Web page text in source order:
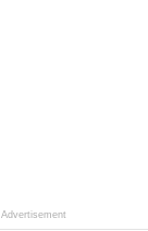
Advertisement